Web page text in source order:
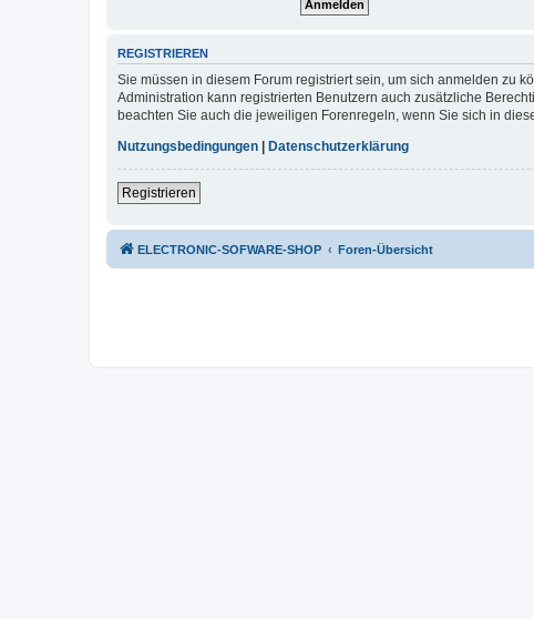
REGISTRIEREN
Sie müssen in diesem Forum registriert sein, um sich anmelden zu
Administration kann registrierten Benutzern auch zusätzliche
beachten Sie auch die jeweiligen Forenregeln, wenn Sie sich in
Nutzungsbedingungen | Datenschutzerklärung
Registrieren
ELECTRONIC-SOFWARE-SHOP Foren-Übersicht